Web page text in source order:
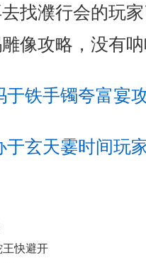
找濮行会的玩
像攻略，没有
于铁手镯夸富宴
于玄天霎时间玩
王快避开